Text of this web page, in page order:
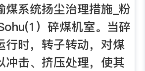
煤系统扬尘治理措施_粉
）碎煤机室。当碎
行时，转子转动，对煤
冲击、挤压处理，使其